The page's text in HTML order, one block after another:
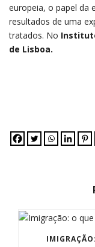
europeia, o papel da
resultados de uma
tratados. No
de Lisboa.